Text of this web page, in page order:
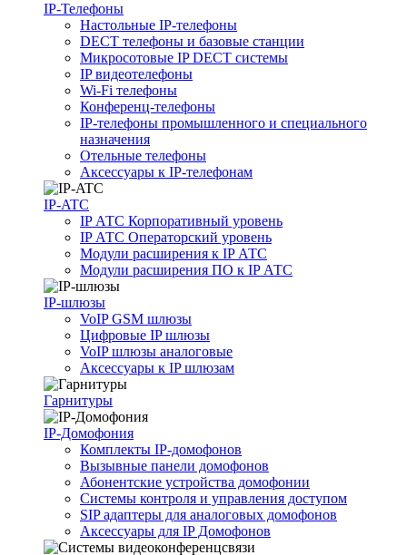
IP-Телефоны
Настольные IP-телефоны
DECT телефоны и базовые станции
Микросотовые IP DECT системы
IP видеотелефоны
Wi-Fi телефоны
Конференц-телефоны
IP-телефоны промышленного и специального
назначения
Отельные телефоны
Аксессуары к IP-телефонам
IP-ATC
IP АТС Корпоративный уровень
IP АТС Операторский уровень
Модули расширения к IP АТС
Модули расширения ПО к IP АТС
IP-шлюзы
VoIP GSM шлюзы
Цифровые IP шлюзы
VoIP шлюзы аналоговые
Аксессуары к IP шлюзам
Гарнитуры
IP-Домофония
Комплекты IP-домофонов
Вызывные панели домофонов
Абонентские устройства домофонии
Системы контроля и управления доступом
SIP адаптеры для аналоговых домофонов
Аксессуары для IP Домофонов